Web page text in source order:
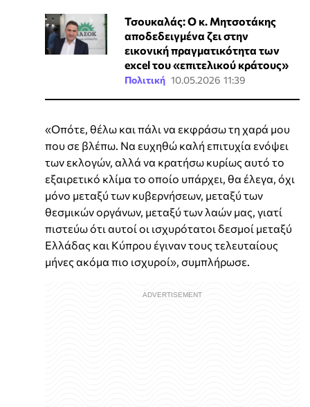
Τσουκαλάς: Ο κ. Μητσοτάκης
αποδεδειγμένα ζει στην
εικονική πραγματικότητα των
excel του «επιτελικού κράτους»
Πολιτική 10.05.2026 11:39
«Οπότε, θέλω και πάλι να εκφράσω τη χαρά μου
που σε βλέπω. Να ευχηθώ καλή επιτυχία ενόψει
των εκλογών, αλλά να κρατήσω κυρίως αυτό το
εξαιρετικό κλίμα το οποίο υπάρχει, θα έλεγα, όχι
μόνο μεταξύ των κυβερνήσεων, μεταξύ των
θεσμικών οργάνων, μεταξύ των λαών μας, γιατί
πιστεύω ότι αυτοί οι ισχυρότατοι δεσμοί μεταξύ
Ελλάδας και Κύπρου έγιναν τους τελευταίους
μήνες ακόμα πιο ισχυροί», συμπλήρωσε.